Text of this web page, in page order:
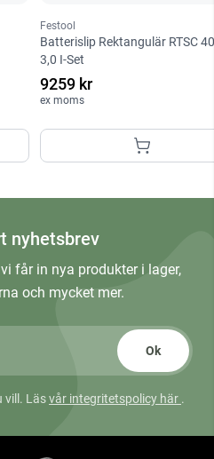
Festool
Batterislip Rektangulär RTSC
3,0 I-Set
9259 kr
ex moms
nyhetsbrev
får in nya produkter i lager,
och mycket mer.
Ok
vill. Läsvår integritetspolicy här .